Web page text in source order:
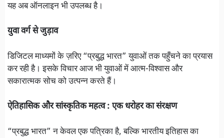
यह अब ऑनलाइन भी उपलब्ध है।
युवा वर्ग से जुड़ाव
डिजिटल माध्यमों के ज़रिए “प्रबुद्ध भारत” युवाओं तक पहुँचने का प्रयास
कर रही है। इसके विचार आज भी युवाओं में आत्म-विश्वास और
सकारात्मक सोच को उत्पन्न करते हैं।
ऐतिहासिक और सांस्कृतिक महत्व : एक धरोहर का संरक्षण
“प्रबुद्ध भारत” न केवल एक पत्रिका है, बल्कि भारतीय इतिहास का